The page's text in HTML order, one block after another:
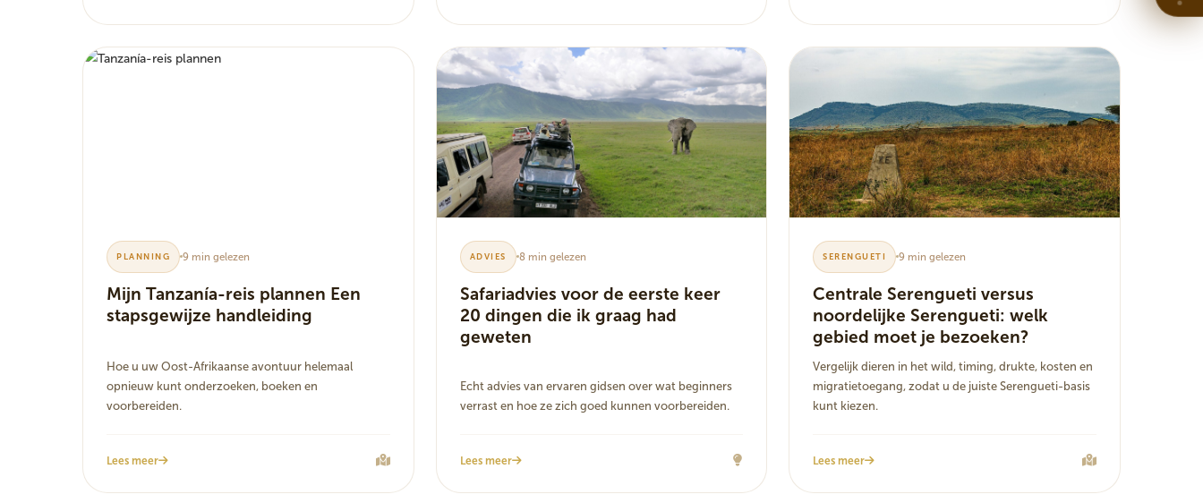
PLANNING 9 min gelezen
Mijn Tanzanía-reis plannen Een
stapsgewijze handleiding
Hoe u uw Oost-Afrikaanse avontuur helemaal
opnieuw kunt onderzoeken, boeken en
voorbereiden.
Lees meer
ADVIES 8 min gelezen
Safariadvies voor de eerste keer
20 dingen die ik graag had
geweten
Echt advies van ervaren gidsen over wat beginners
verrast en hoe ze zich goed kunnen voorbereiden.
Lees meer
SERENGUETI 9 min gelezen
Centrale Serengueti versus
noordelijke Serengueti: welk
gebied moet je bezoeken?
Vergelijk dieren in het wild, timing, drukte, kosten en
migratietoegang, zodat u de juiste Serengueti-basis
kunt kiezen.
Lees meer